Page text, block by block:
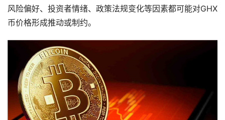
风险偏好、投资者情绪、政策法规变化等因素都可能对GHX
币价格形成推动或制约。